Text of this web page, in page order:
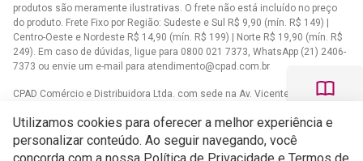
produtos são meramente ilustrativas. O frete não está incluído no preço
do produto. Frete Fixo por Região: Sudeste e Sul R$ 9,90 (mín. R$ 149) |
Centro-Oeste e Nordeste R$ 14,90 (mín. R$ 199) | Norte R$ 19,90 (mín. R$
249). Em caso de dúvidas, ligue para 0800 021 7373, WhatsApp (21) 2406-
7373 ou envie um e-mail para atendimento@cpad.com.br
CPAD Comércio e Distribuidora Ltda. com sede na Av. Vicente de Carvalho,
Casa Publicadora das Assembleias de Deus com sede na Av. Brasil,
34.401 - Bangu - CEP 21852-002 - Rio de Janeiro - RJCNPJ
Utilizamos cookies para oferecer a melhor experiência e
personalizar conteúdo. Ao seguir navegando, você